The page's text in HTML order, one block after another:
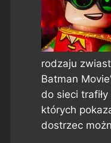
rodzaju
Batman
do sieci
których
dostrzec